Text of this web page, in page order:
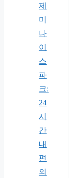
제
미
나
이
스
파
크:
24
시
간
내
편
의